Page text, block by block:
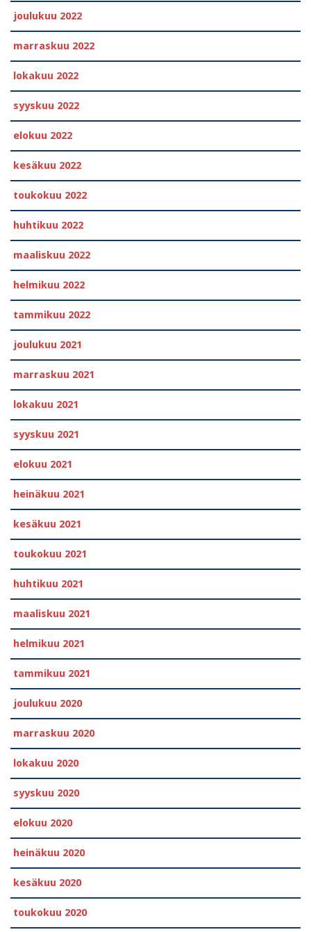
joulukuu 2022
marraskuu 2022
lokakuu 2022
syyskuu 2022
elokuu 2022
kesäkuu 2022
toukokuu 2022
huhtikuu 2022
maaliskuu 2022
helmikuu 2022
tammikuu 2022
joulukuu 2021
marraskuu 2021
lokakuu 2021
syyskuu 2021
elokuu 2021
heinäkuu 2021
kesäkuu 2021
toukokuu 2021
huhtikuu 2021
maaliskuu 2021
helmikuu 2021
tammikuu 2021
joulukuu 2020
marraskuu 2020
lokakuu 2020
syyskuu 2020
elokuu 2020
heinäkuu 2020
kesäkuu 2020
toukokuu 2020